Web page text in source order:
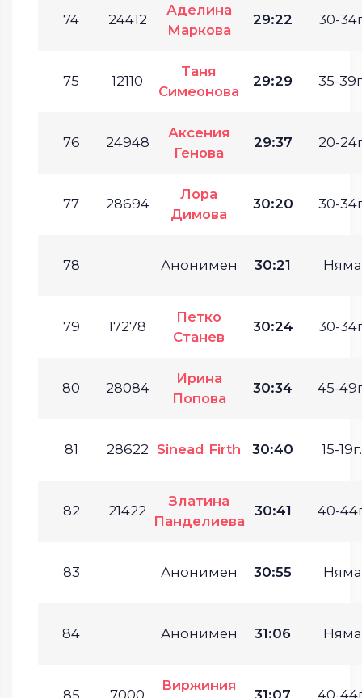
74 24412
Аделина
Маркова
29:22 30-
75 12110
Таня
Симеонова
29:29 35-
76 24948
Аксения
Генова
29:37 20-
77 28694
Лора
Димова
30:20 30-
78 Анонимен 30:21 Няма
79 17278
Петко
Станев
30:24 30-
80 28084
Ирина
Попова
30:34 45-
81 28622 Sinead Firth 30:40 15-19г.
82 21422
Златина
Панделиева
30:41 40-
83 Анонимен 30:55 Няма
84 Анонимен 31:06 Няма
85 7000
Виржиния
31:07 40-